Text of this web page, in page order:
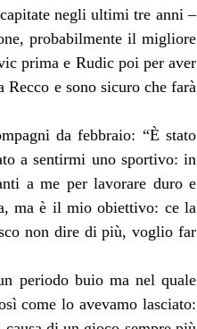
negli ultimi tre anni –
probabilmente il migliore
prima e Rudic poi per aver
e sono sicuro che farà
da febbraio: “È stato
a sentirmi uno sportivo: in
a me per lavorare duro e
ma è il mio obiettivo: ce la
non dire di più, voglio far
periodo buio ma nel quale
come lo avevamo lasciato: